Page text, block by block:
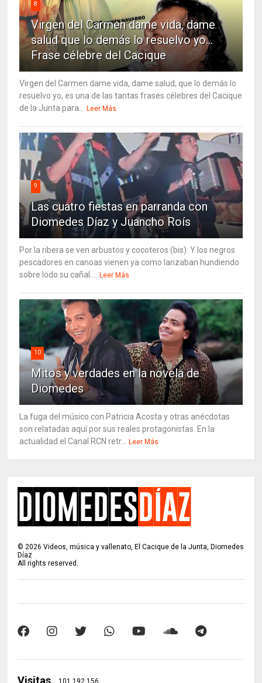
8
Virgen del Carmen dame vida, dame
salud que lo demás lo resuelvo yo…
Frase célebre del Cacique
Virgen del Carmen dame vida, dame salud, que lo demás lo
resuelvo yo, es una de las tantas frases célebres del Cacique
de la Junta para...
Leer Más
9
Las cuatro fiestas en parranda con
Diomedes Díaz y Juancho Roís
Por la ribera se ven arbustos y cocoteros (bis). Y los negros
pescadores en canoas vienen ya como lanzaban hundiendo
sobre lodo su cañal....
Leer Más
10
Mitos y verdades en la novela de
Diomedes
La fuga del músico con Patricia Acosta y otras anécdotas
son relatadas aquí por sus reales protagonistas. En la
actualidad el Canal RCN retr...
Leer Más
©2026 Videos, música y vallenato, El Cacique de la Junta, Diomedes
Díaz
All rights reserved.
Visitas 101,192,156